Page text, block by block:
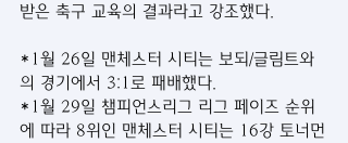
받은 축구 교육의 결과라고 강조했다.
*1월 26일 맨체스터 시티는 보되/글림트와
의 경기에서 3:1로 패배했다.
*1월 29일 챔피언스리그 리그 페이즈 순위
에 따라 8위인 맨체스터 시티는 16강 토너먼